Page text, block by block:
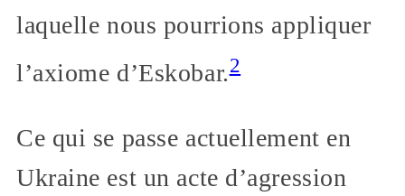
laquelle nous pourrions appliquer
l’axiome d’Eskobar.2
Ce qui se passe actuellement en
Ukraine est un acte d’agression